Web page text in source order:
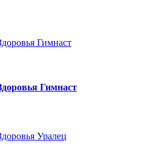
Гимнаст